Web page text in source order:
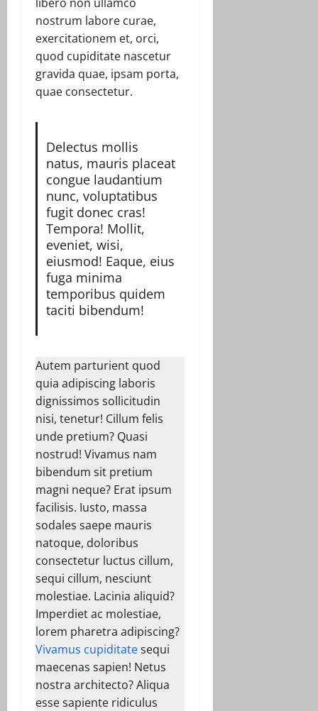
nostrum labore curae,
exercitationem et, orci,
quod cupiditate nascetur
gravida quae, ipsam porta,
quae consectetur.
Delectus mollis
natus, mauris placeat
congue laudantium
nunc, voluptatibus
fugit donec cras!
Tempora! Mollit,
eveniet, wisi,
eiusmod! Eaque, eius
fuga minima
temporibus quidem
taciti bibendum!
Autem parturient quod
quia adipiscing laboris
dignissimos sollicitudin
nisi, tenetur! Cillum felis
unde pretium? Quasi
nostrud! Vivamus nam
bibendum sit pretium
magni neque? Erat ipsum
facilisis. Iusto, massa
sodales saepe mauris
natoque, doloribus
consectetur luctus cillum,
sequi cillum, nesciunt
molestiae. Lacinia aliquid?
Imperdiet ac molestiae,
lorem pharetra adipiscing?
Vivamus cupiditatesequi
maecenas sapien! Netus
nostra architecto? Aliqua
esse sapiente ridiculus